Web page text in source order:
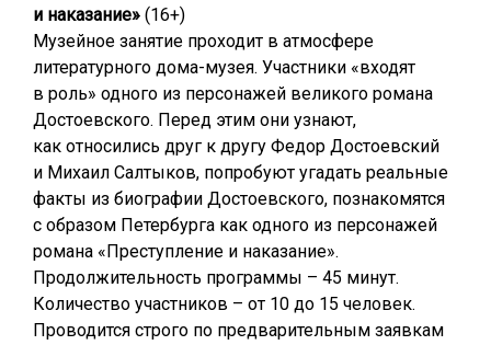
и наказание» (16+)
Музейное занятие проходит в атмосфере
литературного дома-музея. Участники «входят
в роль» одного из персонажей великого романа
Достоевского. Перед этим они узнают,
как относились друг к другу Федор Достоевский
и Михаил Салтыков, попробуют угадать реальные
факты из биографии Достоевского, познакомятся
с образом Петербурга как одного из персонажей
романа «Преступление и наказание».
Продолжительность программы – 45 минут.
Количество участников – от 10 до 15 человек.
Проводится строго по предварительным заявкам